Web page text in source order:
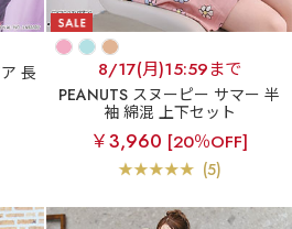
長
8/17(月)15:59まで
PEANUTS スヌーピー サマー 半
袖 綿混 上下セット
￥3,960 [20％OFF]
(5)